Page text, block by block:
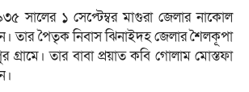
সালের ১ সেপ্টেম্বর মাগুরা জেলার নাকোল
তার পৈতৃক নিবাস ঝিনাইদহ জেলার শৈলকূপা
তার বাবা প্রয়াত কবি গোলাম মোস্তফা